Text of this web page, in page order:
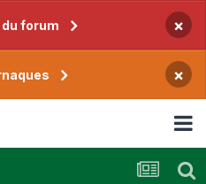
forum ×
×